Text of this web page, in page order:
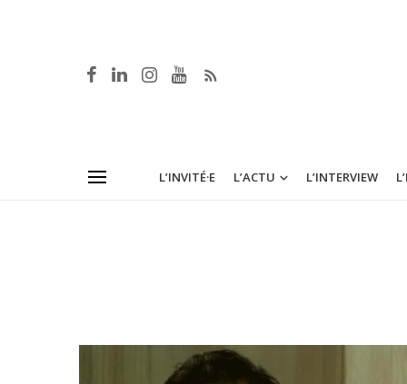
L’INVITÉ·E L’ACTU L’INTERVIEW